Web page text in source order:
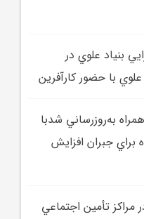
بنياد علوي در
علوي با حضور کارآفرين
به‌روزرساني شدبا
براي جبران افزايش
تأمين اجتماعي